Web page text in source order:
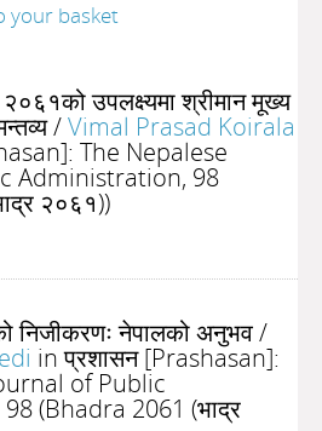
your basket
उपलक्ष्यमा श्रीमान मूख्य
/Vimal Prasad Koirala
The Nepalese
Administration, 98
२०६१))
निजीकरणः नेपालको अनुभव/
in प्रशासन [Prashasan]:
of Public
(Bhadra 2061 (भाद्र